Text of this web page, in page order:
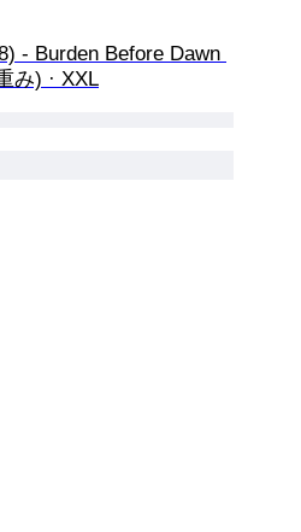
- Burden Before Dawn
み) · XXL